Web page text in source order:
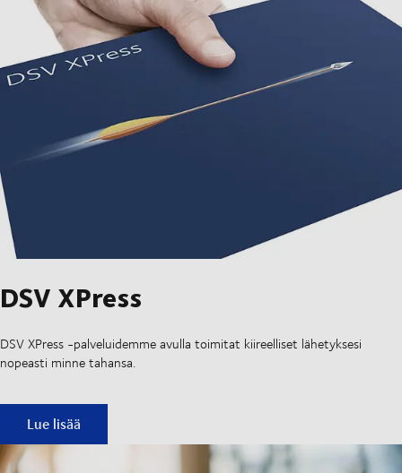
DSV XPress
DSV XPress -palveluidemme avulla toimitat kiireelliset lähetyksesi
nopeasti minne tahansa.
DSV XPress
Lue lisää